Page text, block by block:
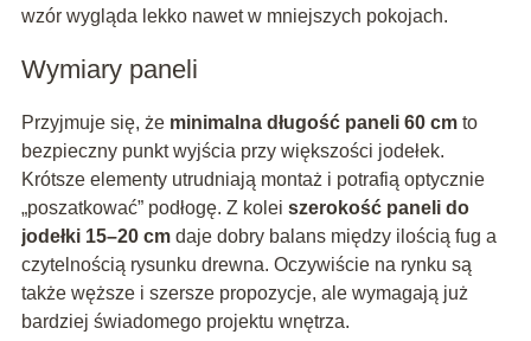
wzór wygląda lekko nawet w mniejszych pokojach.
Wymiary paneli
Przyjmuje się, że minimalna długość paneli 60 cmto
bezpieczny punkt wyjścia przy większości jodełek.
Krótsze elementy utrudniają montaż i potrafią optycznie
„poszatkować” podłogę. Z kolei szerokość paneli do
jodełki 15–20 cmdaje dobry balans między ilością fug a
czytelnością rysunku drewna. Oczywiście na rynku są
także węższe i szersze propozycje, ale wymagają już
bardziej świadomego projektu wnętrza.